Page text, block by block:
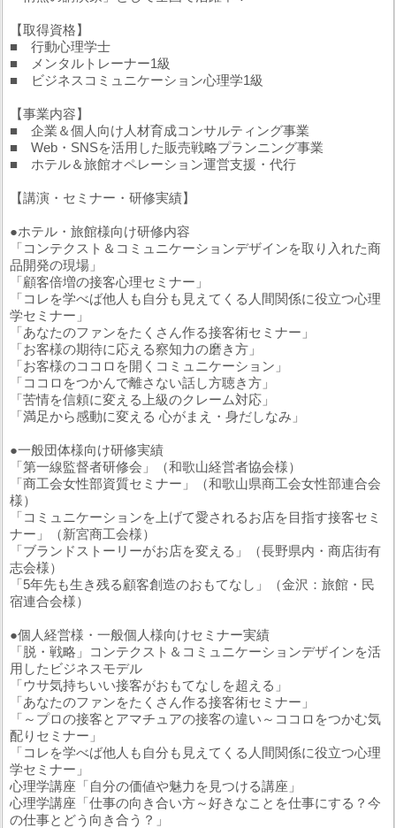
【取得資格】
■ 行動心理学士
■ メンタルトレーナー1級
■ ビジネスコミュニケーション心理学1級
【事業内容】
■ 企業＆個人向け人材育成コンサルティング事業
■ Web・SNSを活用した販売戦略プランニング事業
■ ホテル＆旅館オペレーション運営支援・代行
【講演・セミナー・研修実績】
●ホテル・旅館様向け研修内容
「コンテクスト＆コミュニケーションデザインを取り入れた商
品開発の現場」
「顧客倍増の接客心理セミナー」
「コレを学べば他人も自分も見えてくる人間関係に役立つ心理
学セミナー」
「あなたのファンをたくさん作る接客術セミナー」
「お客様の期待に応える察知力の磨き方」
「お客様のココロを開くコミュニケーション」
「ココロをつかんで離さない話し方聴き方」
「苦情を信頼に変える上級のクレーム対応」
「満足から感動に変える 心がまえ・身だしなみ」
●一般団体様向け研修実績
「第一線監督者研修会」（和歌山経営者協会様）
「商工会女性部資質セミナー」（和歌山県商工会女性部連合会
様）
「コミュニケーションを上げて愛されるお店を目指す接客セミ
ナー」（新宮商工会様）
「ブランドストーリーがお店を変える」（長野県内・商店街有
志会様）
「5年先も生き残る顧客創造のおもてなし」（金沢：旅館・民
宿連合会様）
●個人経営様・一般個人様向けセミナー実績
「脱・戦略」コンテクスト＆コミュニケーションデザインを活
用したビジネスモデル
「ウサ気持ちいい接客がおもてなしを超える」
「あなたのファンをたくさん作る接客術セミナー」
「～プロの接客とアマチュアの接客の違い～ココロをつかむ気
配りセミナー」
「コレを学べば他人も自分も見えてくる人間関係に役立つ心理
学セミナー」
心理学講座「自分の価値や魅力を見つける講座」
心理学講座「仕事の向き合い方～好きなことを仕事にする？今
の仕事とどう向き合う？」